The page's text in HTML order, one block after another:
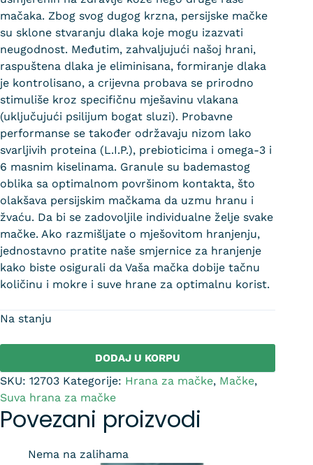
mačaka. Zbog svog dugog krzna, persijske mačke
su sklone stvaranju dlaka koje mogu izazvati
neugodnost. Međutim, zahvaljujući našoj hrani,
raspuštena dlaka je eliminisana, formiranje dlaka
je kontrolisano, a crijevna probava se prirodno
stimuliše kroz specifičnu mješavinu vlakana
(uključujući psilijum bogat sluzi). Probavne
performanse se također održavaju nizom lako
svarljivih proteina (L.I.P.), prebioticima i omega-3 i
6 masnim kiselinama. Granule su bademastog
oblika sa optimalnom površinom kontakta, što
olakšava persijskim mačkama da uzmu hranu i
žvaću. Da bi se zadovoljile individualne želje svake
mačke. Ako razmišljate o mješovitom hranjenju,
jednostavno pratite naše smjernice za hranjenje
kako biste osigurali da Vaša mačka dobije tačnu
količinu i mokre i suve hrane za optimalnu korist.
Na stanju
DODAJ U KORPU
SKU: 12703 Kategorije: Hrana za mačke, Mačke,
Suva hrana za mačke
Povezani proizvodi
Nema na zalihama